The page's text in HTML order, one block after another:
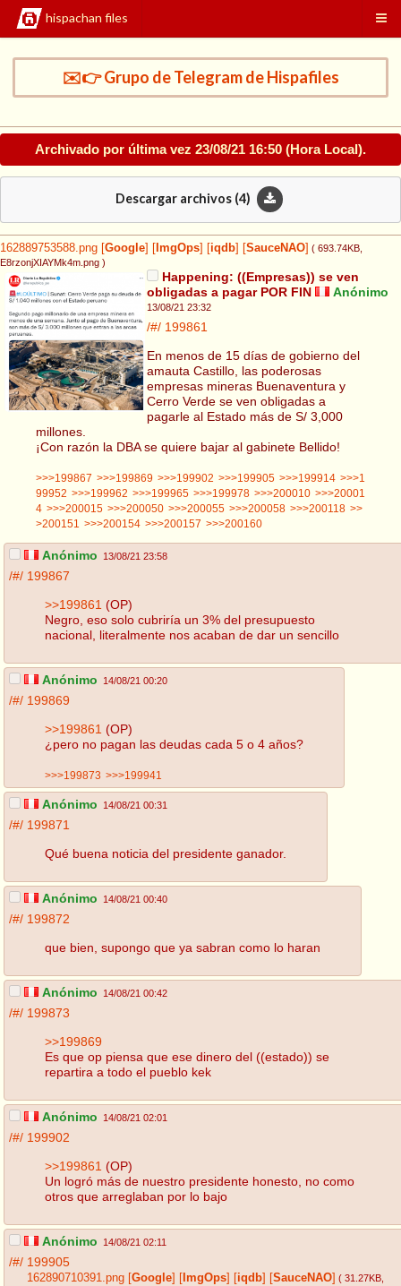
hispachan files
✉️👉 Grupo de Telegram de Hispafiles
Archivado por última vez 23/08/21 16:50 (Hora Local).
Descargar archivos (4)
162889753588.png Google ImgOps iqdb SauceNAO ( 693.74KB
E8rzonjXIAYMk4m.png )
Happening: ((Empresas)) se ven
obligadas a pagar POR FIN
Anónimo
13/08/21 23:32
/#/ 199861
En menos de 15 días de gobierno del
amauta Castillo, las poderosas
empresas mineras Buenaventura y
Cerro Verde se ven obligadas a
pagarle al Estado más de S/ 3,000
millones.
¡Con razón la DBA se quiere bajar al gabinete Bellido!
>>>199867 >>>199869 >>>199902 >>>199905 >>>199914 >>>1
99952 >>>199962 >>>199965 >>>199978 >>>200010 >>>20001
4 >>>200015 >>>200050 >>>200055 >>>200058 >>>200118 >>
>200151
>>>200154 >>>200157 >>>200160
Anónimo 13/08/21 23:58
/#/ 199867
>>199861 (OP)
Negro, eso solo cubriría un 3% del presupuesto
nacional, literalmente nos acaban de dar un sencillo
Anónimo 14/08/21 00:20
/#/ 199869
>>199861 (OP)
¿pero no pagan las deudas cada 5 o 4 años?
>>>199873 >>>199941
Anónimo 14/08/21 00:31
/#/ 199871
Qué buena noticia del presidente ganador.
Anónimo 14/08/21 00:40
/#/ 199872
que bien, supongo que ya sabran como lo haran
Anónimo 14/08/21 00:42
/#/ 199873
>>199869
Es que op piensa que ese dinero del ((estado)) se
repartira a todo el pueblo kek
Anónimo 14/08/21 02:01
/#/ 199902
>>199861 (OP)
Un logró más de nuestro presidente honesto, no como
otros que arreglaban por lo bajo
Anónimo 14/08/21 02:11
/#/ 199905
162890710391.png Google ImgOps iqdb SauceNAO ( 31.27KB